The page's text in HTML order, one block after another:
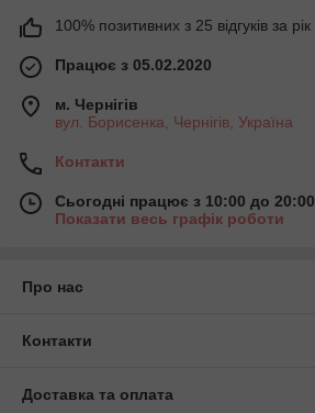
100% позитивних з 25 відгуків за рік
Працює з 05.02.2020
м. Чернігів
вул. Борисенка, Чернігів, Україна
Контакти
Сьогодні працює з 10:00 до 20:00
Показати весь графік роботи
Про нас
Контакти
Доставка та оплата